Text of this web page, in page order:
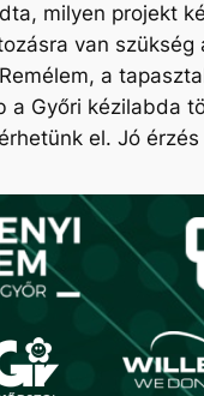
milyen projekt
van
a
Győri kézilabda
el. Jó